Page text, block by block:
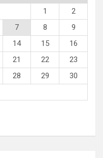
1
2
7 8
9
14 15
16
21 22
23
28 29
30